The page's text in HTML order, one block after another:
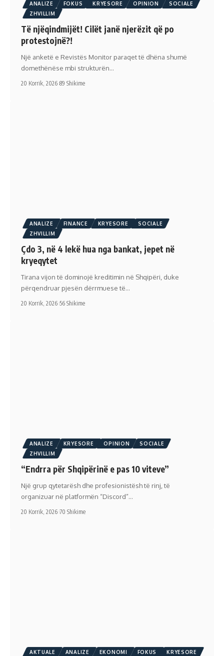
ANALIZE FOKUS KRYESORE OPINION
SOCIALE
ZHVILLIM
Të njëqindmijët! Cilët janë njerëzit që po
protestojnë?!
Një anketë e Revistës Monitor paraqet të dhëna shumë
domethënëse mbi strukturën…
20 Korrik, 2026 89 Shikime
ANALIZE FINANCE KRYESORE
SOCIALE
ZHVILLIM
Çdo 3, në 4 lekë hua nga bankat, jepet në
kryeqytet
Tirana vijon të dominojë kreditimin në Shqipëri, duke
përqendruar pjesën dërrmuese të…
20 Korrik, 2026 56 Shikime
ANALIZE KRYESORE OPINION
SOCIALE
ZHVILLIM
“Endrra për Shqipërinë e pas 10 viteve”
Një grup qytetarësh dhe profesionistësh të rinj, të
organizuar në platformën “Discord”…
20 Korrik, 2026 70 Shikime
AKTUALE ANALIZE EKONOMI FOKUS KRYESORE